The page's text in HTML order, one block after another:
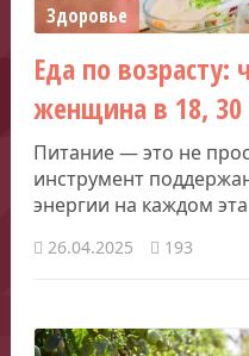
Здоровье
Еда по возрасту:
женщина в 18, 30
Питание — это не
инструмент
энергии на каждом
26.04.2025 193